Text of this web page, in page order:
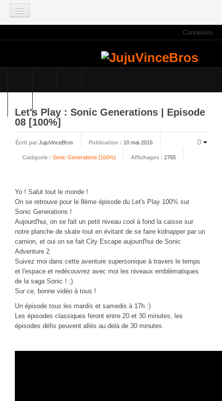
Connexion
E3 2021
Faisons le point
Accès aux Quiz
Les videos des JujuVinceBros
CINÉ
Critiques films
Courts Métrages
JEUX
Parties en ligne
Funtage
Let's Play : Sonic Generations | Episode
08 [100%]
Écrit par JujuVinceBros Publication : 10 mai 2016
Catégorie : Sonic Generations [100%] Affichages : 2765
Yo ! Salut tout le monde !
On se retrouve pour le 8ème épisode du Let's Play 100% sur
Sonic Generations !
Aujourd'hui, on se fait un petit niveau cool à fond la caisse sur
notre planche de skate tout en évitant de se faire kidnapper par un
camion, et oui on se fait City Escape aujourd'hui de Sonic
Adventure 2.
Suivez moi dans cette aventure supersonique à travers le temps
et l'espace et redécouvrez avec moi les niveaux emblématiques
de la saga Sonic ! ;)
Sur ce, bonne vidéo à tous !
Un épisode tous les mardis et samedis à 17h :)
Les épisodes classiques feront entre 20 et 30 minutes, les
épisodes défis peuvent allés au delà de 30 minutes.